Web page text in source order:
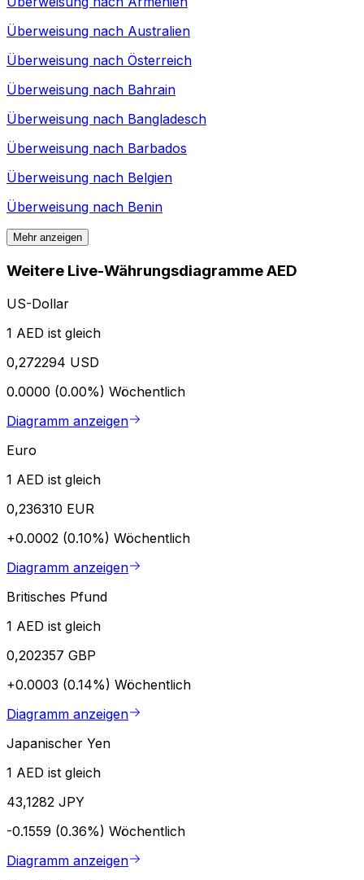
Überweisung nach Australien
Überweisung nach Österreich
Überweisung nach Bahrain
Überweisung nach Bangladesch
Überweisung nach Barbados
Überweisung nach Belgien
Überweisung nach Benin
Mehr anzeigen
Weitere Live-Währungsdiagramme AED
US-Dollar
1 AED ist gleich
0,272294 USD
0.0000 (0.00%) Wöchentlich
Diagramm anzeigen
Euro
1 AED ist gleich
0,236310 EUR
+0.0002 (0.10%) Wöchentlich
Diagramm anzeigen
Britisches Pfund
1 AED ist gleich
0,202357 GBP
+0.0003 (0.14%) Wöchentlich
Diagramm anzeigen
Japanischer Yen
1 AED ist gleich
43,1282 JPY
-0.1559 (0.36%) Wöchentlich
Diagramm anzeigen